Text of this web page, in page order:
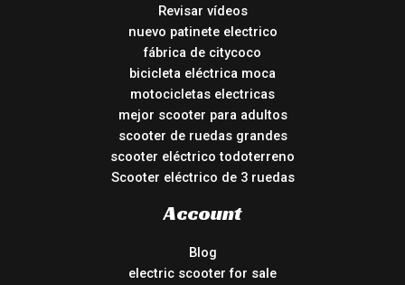
Revisar vídeos
nuevo patinete electrico
fábrica de citycoco
bicicleta eléctrica moca
motocicletas electricas
mejor scooter para adultos
scooter de ruedas grandes
scooter eléctrico todoterreno
Scooter eléctrico de 3 ruedas
Account
Blog
electric scooter for sale